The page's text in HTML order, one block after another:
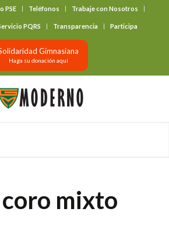
PSE Teléfonos Trabaje con Nosotros
PQRS Transparencia Participa
Gimnasiana
Haga su donación aquí
mixto